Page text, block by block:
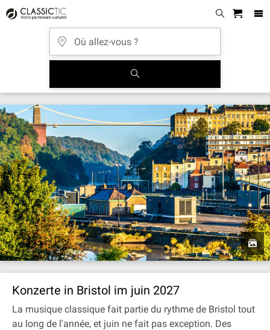
Konzerte in Bristol im juin 2027
La musique classique fait partie du rythme de Bristol tout
au long de l'année, et juin ne fait pas exception. Des